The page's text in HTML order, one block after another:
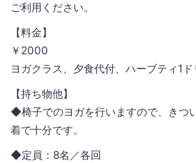
ご利用ください。
【料金】
￥2000
ヨガクラス、夕食代付、ハーブティ1
【持ち物他】
◆椅子でのヨガを行いますので、きつ
着で十分です。
◆定員：8名／各回